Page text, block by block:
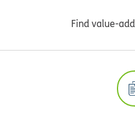
Find value-